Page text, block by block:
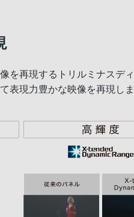
を再現するトリルミナスデ
表現力豊かな映像を再現しま